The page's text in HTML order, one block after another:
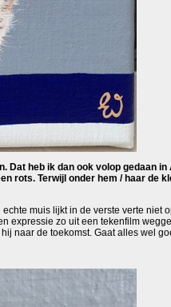
Dat heb ik dan ook volop gedaan in
rots. Terwijl onder hem / haar de
muis lijkt in de verste verte niet
expressie zo uit een tekenfilm
naar de toekomst. Gaat alles wel